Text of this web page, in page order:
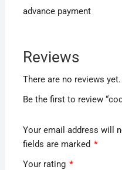
advance payment
Reviews
There are no reviews yet.
Be the first to review
Your email address will
fields are marked *
Your rating *